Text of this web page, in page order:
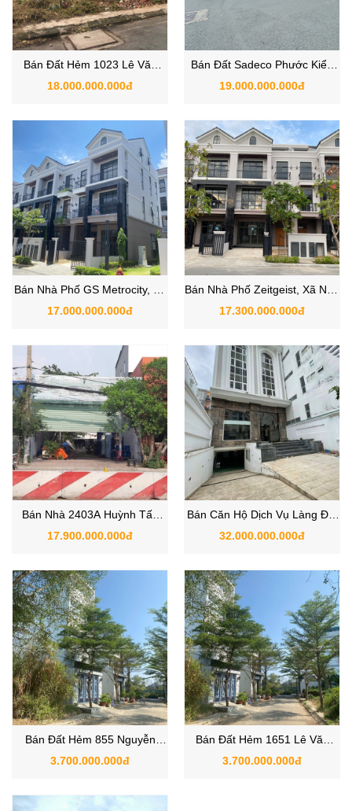
Bán Đất Hẻm 1023 Lê Văn
Lương, Xã Nhà Bè, TPHCM
18.000.000.000đ
Bán Đất Sadeco Phước Kiển
Nhà Bè
19.000.000.000đ
Bán Nhà Phố GS Metrocity, Xã
Nhà Bè, TP.HCM
17.000.000.000đ
Bán Nhà Phố Zeitgeist, Xã Nhà
Bè, TP.HCM
17.300.000.000đ
Bán Nhà 2403A Huỳnh Tấn
Phát, Xã Nhà Bè, TPHCM
17.900.000.000đ
Bán Căn Hộ Dịch Vụ Làng Đại
Học, Xã Phước Kiển, Huyện
32.000.000.000đ
Bán Đất Hẻm 855 Nguyễn
Bình , Xã Nhơn Đức, Huyện
3.700.000.000đ
Bán Đất Hẻm 1651 Lê Văn
Lương, Xã Nhơn Đức , Huyện
3.700.000.000đ